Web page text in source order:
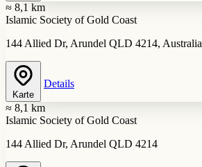
≈ 8,1 km
Islamic Society of Gold Coast
144 Allied Dr, Arundel QLD 4214, Australia
Karte
Details
≈ 8,1 km
Islamic Society of Gold Coast
144 Allied Dr, Arundel QLD 4214